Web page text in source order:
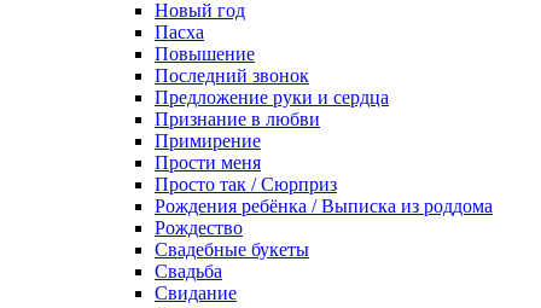
Новый год
Пасха
Повышение
Последний звонок
Предложение руки и сердца
Признание в любви
Примирение
Прости меня
Просто так / Сюрприз
Рождения ребёнка / Выписка из роддома
Рождество
Свадебные букеты
Свадьба
Свидание